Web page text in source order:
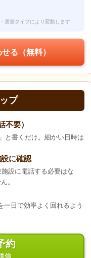
居室タイプにより変動します
る（無料）
プ
不要）
と書くだけ。細かい日時は
に確認
設に電話する必要はな
。
一日で効率よく回れるよう
約
信